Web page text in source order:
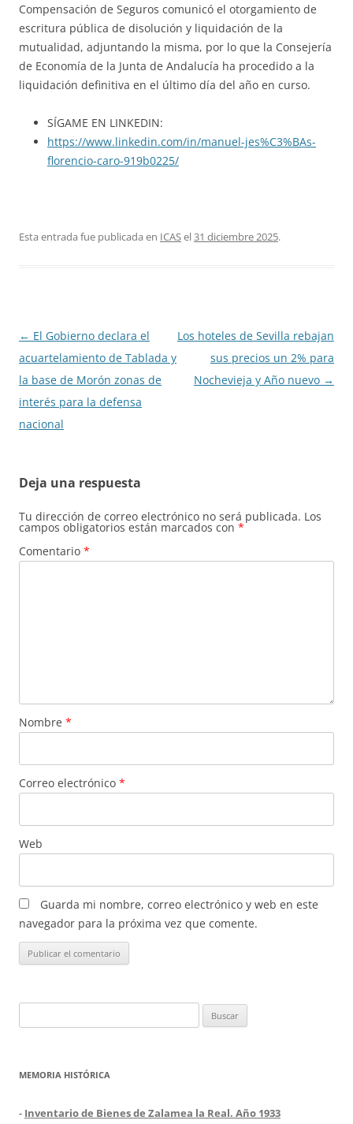
Compensación de Seguros comunicó el otorgamiento de
escritura pública de disolución y liquidación de la
mutualidad, adjuntando la misma, por lo que la Consejería
de Economía de la Junta de Andalucía ha procedido a la
liquidación definitiva en el último día del año en curso.
SÍGAME EN LINKEDIN:
https://www.linkedin.com/in/manuel-jes%C3%BAs-
florencio-caro-919b0225/
Esta entrada fue publicada en ICASel31 diciembre 2025.
Navegación
de
entradas
← El Gobierno declara el
acuartelamiento de Tablada y
la base de Morón zonas de
interés para la defensa
nacional
Los hoteles de Sevilla rebajan
sus precios un 2% para
Nochevieja y Año nuevo →
Deja una respuesta
Tu dirección de correo electrónico no será publicada. Los
campos obligatorios están marcados con *
Comentario *
Nombre *
Correo electrónico *
Web
Guarda mi nombre, correo electrónico y web en este
navegador para la próxima vez que comente.
MEMORIA HISTÓRICA
- Inventario de Bienes de Zalamea la Real. Año 1933